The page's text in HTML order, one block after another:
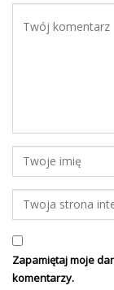
Zapamiętaj moje
komentarzy.